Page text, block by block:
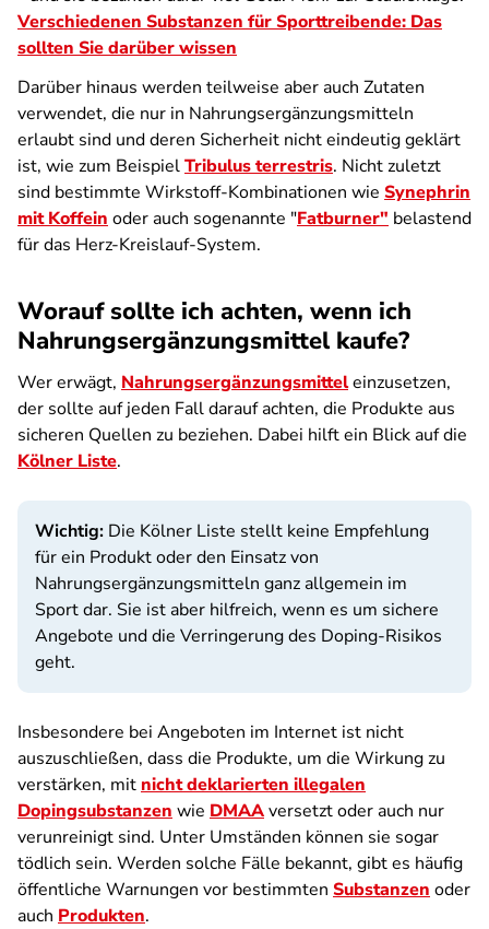
Verschiedenen Substanzen für Sporttreibende: Das
sollten Sie darüber wissen
Darüber hinaus werden teilweise aber auch Zutaten
verwendet, die nur in Nahrungsergänzungsmitteln
erlaubt sind und deren Sicherheit nicht eindeutig geklärt
ist, wie zum BeispielTribulus terrestris. Nicht zuletzt
sind bestimmte Wirkstoff-Kombinationen wie Synephrin
mit Koffein oder auch sogenannte "Fatburner" belastend
für das Herz-Kreislauf-System.
Worauf sollte ich achten, wenn ich
Nahrungsergänzungsmittel kaufe?
Wer erwägt, Nahrungsergänzungsmitteleinzusetzen,
der sollte auf jeden Fall darauf achten, die Produkte aus
sicheren Quellen zu beziehen. Dabei hilft ein Blick auf die
Kölner Liste.
Wichtig: Die Kölner Liste stellt keine Empfehlung
für ein Produkt oder den Einsatz von
Nahrungsergänzungsmitteln ganz allgemein im
Sport dar. Sie ist aber hilfreich, wenn es um sichere
Angebote und die Verringerung des Doping-Risikos
geht.
Insbesondere bei Angeboten im Internet ist nicht
auszuschließen, dass die Produkte, um die Wirkung zu
verstärken, mit nicht deklarierten illegalen
Dopingsubstanzen wie DMAAversetzt oder auch nur
verunreinigt sind. Unter Umständen können sie sogar
tödlich sein. Werden solche Fälle bekannt, gibt es häufig
öffentliche Warnungen vor bestimmten Substanzen oder
auch Produkten.